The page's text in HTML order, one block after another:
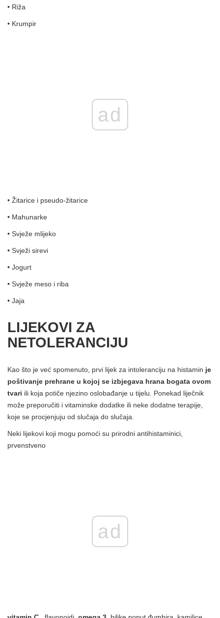
• Riža
• Krumpir
ad
• Žitarice i pseudo-žitarice
• Mahunarke
• Svježe mlijeko
• Svježi sirevi
• Jogurt
• Svježe meso i riba
• Jaja
LIJEKOVI ZA
NETOLERANCIJU
Kao što je već spomenuto, prvi lijek za intoleranciju na histamin je
poštivanje prehrane u kojoj se izbjegava hrana bogata ovom
tvari ili koja potiče njezino oslobađanje u tijelu. Ponekad liječnik
može preporučiti i vitaminske dodatke ili neke dodatne terapije,
koje se procjenjuju od slučaja do slučaja.
Neki lijekovi koji mogu pomoći su prirodni antihistaminici,
prvenstveno
ad